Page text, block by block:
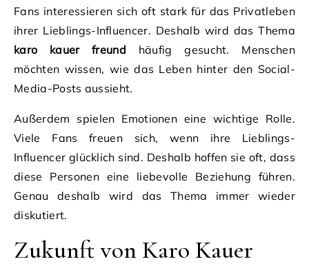
Fans interessieren sich oft stark für das Privatleben
ihrer Lieblings-Influencer. Deshalb wird das Thema
karo kauer freund häufig gesucht. Menschen
möchten wissen, wie das Leben hinter den Social-
Media-Posts aussieht.
Außerdem spielen Emotionen eine wichtige Rolle.
Viele Fans freuen sich, wenn ihre Lieblings-
Influencer glücklich sind. Deshalb hoffen sie oft, dass
diese Personen eine liebevolle Beziehung führen.
Genau deshalb wird das Thema immer wieder
diskutiert.
Zukunft von Karo Kauer